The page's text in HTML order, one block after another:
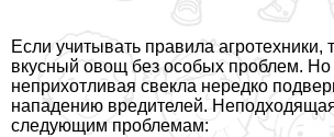
Если учитывать правила агротехники,
вкусный овощ без особых проблем.
неприхотливая свекла нередко
нападению вредителей.
следующим проблемам: